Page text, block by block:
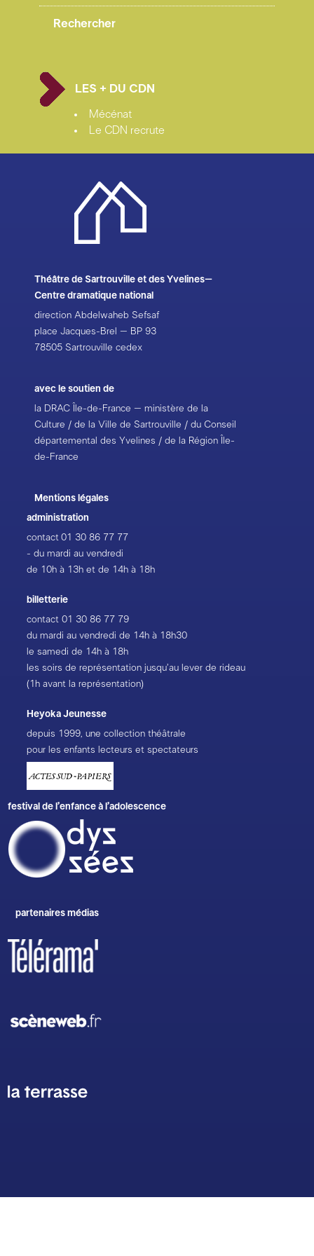
Châteaubriant, Le Théâtre de l’Espace de Retz à
Machecoul, Le Canal Théâtre du Pays de Redon- SC
pour le théâtre, Quartier Libre à Ancenis / soutiens
Malakoff scène nationale, La Ferme de Bel Ebat
Région Centre / un spectacle écrit par Camille Trouvé
et Brice Berthoud avec des extraits des oeuvres :
Gallimard, Pseudo et Gros Câlin de Romain Gary
gérés par les Éditions Gallimard
© Vincent Muteau
LES + DU CDN
Mécénat
Le CDN recrute
Théâtre de Sartrouville et des Yvelines–
Centre dramatique national
direction Abdelwaheb Sefsaf
place Jacques-Brel – BP 93
78505 Sartrouville cedex
avec le soutien de
la DRAC Île-de-France – ministère de la
Culture / de la Ville de Sartrouville / du Conseil
départemental des Yvelines / de la Région Île-
de-France
Mentions légales
administration
contact 01 30 86 77 77
- du mardi au vendredi
de 10h à 13h et de 14h à 18h
billetterie
contact 01 30 86 77 79
du mardi au vendredi de 14h à 18h30
le samedi de 14h à 18h
les soirs de représentation jusqu’au lever de rideau
(1h avant la représentation)
Heyoka Jeunesse
depuis 1999, une collection théâtrale
pour les enfants lecteurs et spectateurs
festival de l’enfance à l’adolescence
partenaires médias